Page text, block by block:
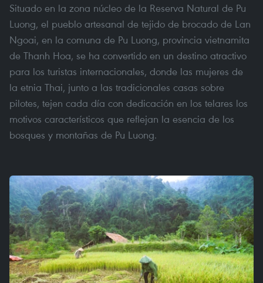
Situado en la zona núcleo de la Reserva Natural de Pu
Luong, el pueblo artesanal de tejido de brocado de Lan
Ngoai, en la comuna de Pu Luong, provincia vietnamita
de Thanh Hoa, se ha convertido en un destino atractivo
para los turistas internacionales, donde las mujeres de
la etnia Thai, junto a las tradicionales casas sobre
pilotes, tejen cada día con dedicación en los telares los
motivos característicos que reflejan la esencia de los
bosques y montañas de Pu Luong.